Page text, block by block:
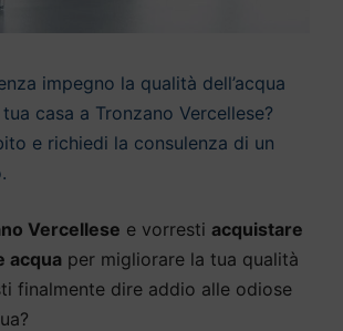
impegno la qualità dell’acqua
casa a Tronzano Vercellese?
e richiedi la consulenza di un
Vercellese e vorresti acquistare
acqua per migliorare la tua qualità
finalmente dire addio alle odiose